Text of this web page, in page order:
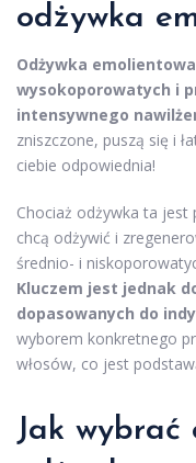
odżywka
Odżywka
wysokoporowatych i
intensywnego
zniszczone, puszą się i
ciebie odpowiednia!
Chociaż odżywka ta jest
chcą odżywić i
średnio- i
Kluczem jest jednak
dopasowanych do
wyborem konkretnego
włosów, co jest
Jak wybrać